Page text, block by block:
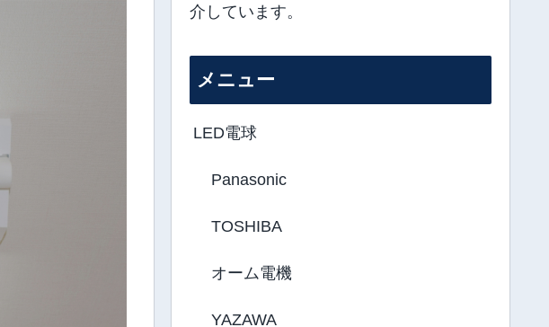
介しています。
メニュー
LED電球
Panasonic
TOSHIBA
オーム電機
YAZAWA